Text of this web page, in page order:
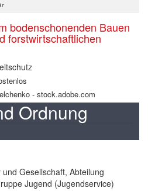
bodenschonenden Bauen
forstwirtschaftlichen
- stock.adobe.com
Ordnung
Gesellschaft, Abteilung
Jugend (Jugendservice)